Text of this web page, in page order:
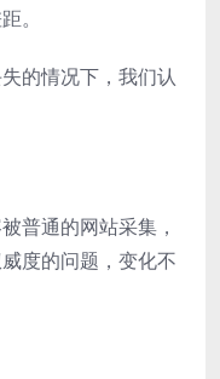
。
的情况下，我们认
普通的网站采集，
度的问题，变化不